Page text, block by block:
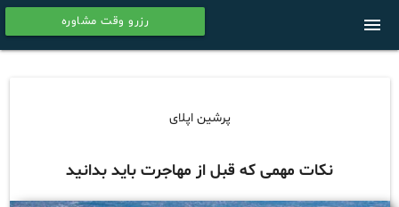
رزرو وقت مشاوره menu
پرشین اپلای
نکات مهمی که قبل از مهاجرت باید بدانید